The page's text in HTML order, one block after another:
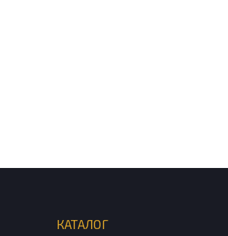
КАТАЛОГ